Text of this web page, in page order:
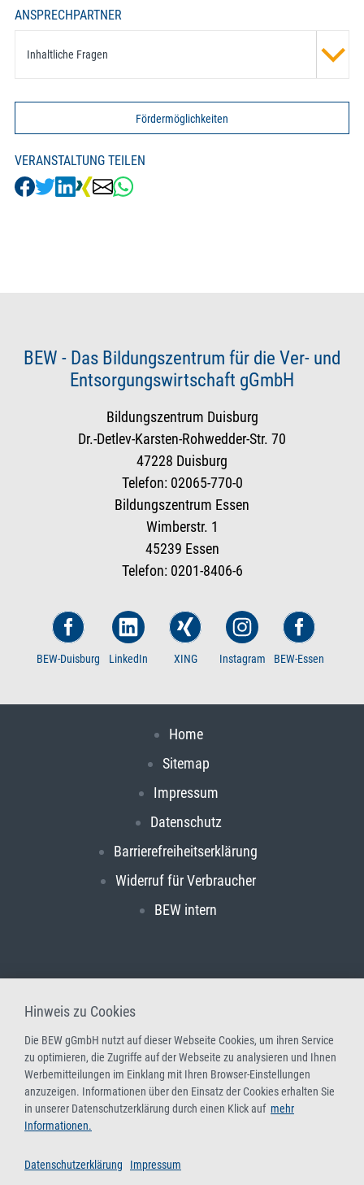
ANSPRECHPARTNER
Inhaltliche Fragen
Fördermöglichkeiten
VERANSTALTUNG TEILEN
BEW - Das Bildungszentrum für die Ver- und
Entsorgungswirtschaft gGmbH
Bildungszentrum Duisburg
Dr.-Detlev-Karsten-Rohwedder-Str. 70
47228 Duisburg
Telefon: 02065-770-0
Bildungszentrum Essen
Wimberstr. 1
45239 Essen
Telefon: 0201-8406-6
BEW-Duisburg LinkedIn XING Instagram BEW-Essen
Home
Sitemap
Impressum
Datenschutz
Barrierefreiheitserklärung
Widerruf für Verbraucher
BEW intern
Hinweis zu Cookies
Die BEW gGmbH nutzt auf dieser Webseite Cookies, um ihren Service
zu optimieren, die Zugriffe auf der Webseite zu analysieren und Ihnen
Werbemitteilungen im Einklang mit Ihren Browser-Einstellungen
anzuzeigen. Informationen über den Einsatz der Cookies erhalten Sie
in unserer Datenschutzerklärung durch einen Klick auf mehr
Informationen.
Datenschutzerklärung Impressum